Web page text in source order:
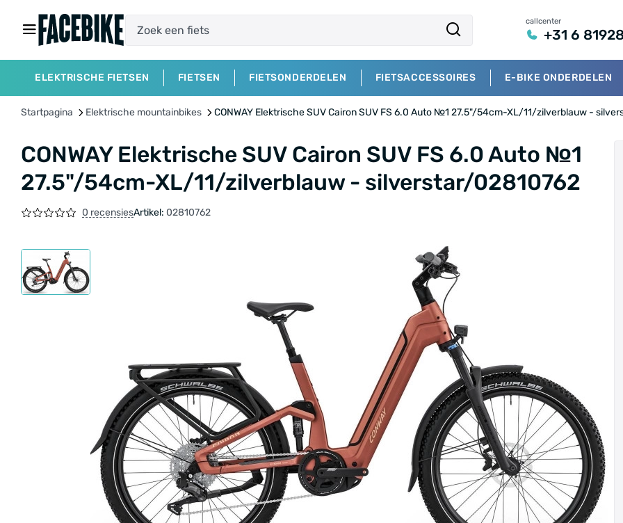
callcenter
+31 6
ELEKTRISCHE FIETSEN FIETSEN FIETSONDERDELEN FIETSACCESSOIRES E-BIKE ONDERDELEN
Startpagina Elektrische mountainbikes CONWAY Elektrische SUV Cairon SUV FS 6.0 Auto №1 27.5"/54cm-XL/11/zilverblauw -
CONWAY Elektrische SUV Cairon SUV FS 6.0 Auto №1
27.5"/54cm-XL/11/zilverblauw - silverstar/02810762
0 recensiesArtikel: 02810762